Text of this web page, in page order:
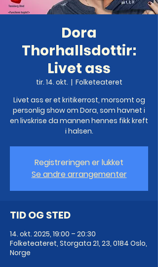
Dora
Thorhallsdottir:
Livet ass
tir. 14. okt.
  |
Folketeateret
Livet ass er et kritikerrost, morsomt og
personlig show om Dora, som havnet i
en livskrise da mannen hennes fikk kreft
i halsen.
Registreringen er lukket
Se andre arrangementer
TID OG STED
14. okt. 2025, 19:00 – 20:30
Folketeateret, Storgata 21, 23, 0184 Oslo,
Norge